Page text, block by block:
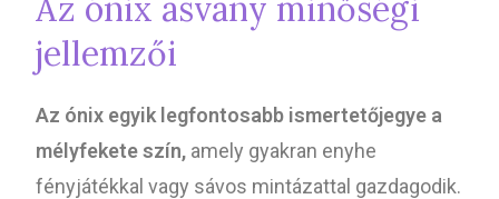
Az ónix ásvány minőségi
jellemzői
Az ónix egyik legfontosabb ismertetőjegye a
mélyfekete szín, amely gyakran enyhe
fényjátékkal vagy sávos mintázattal gazdagodik.